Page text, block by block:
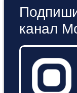
канал